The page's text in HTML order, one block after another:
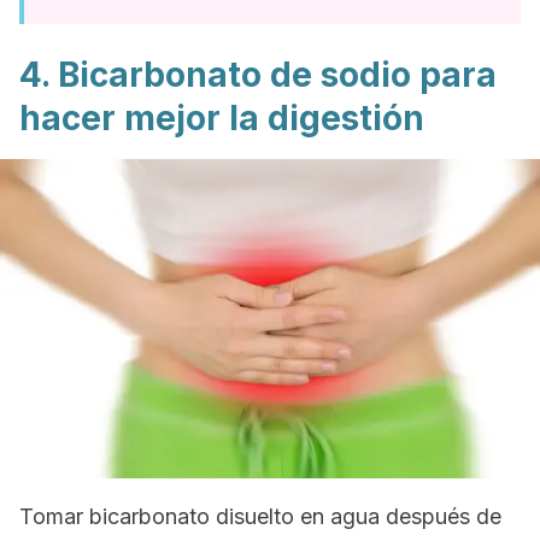
4. Bicarbonato de sodio para
hacer mejor la digestión
Tomar bicarbonato disuelto en agua después de